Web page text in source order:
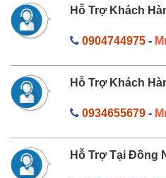
Hỗ Trợ Khách
0904744975-
Hỗ Trợ Khách
0934655679-
Hỗ Trợ Tại Đồng